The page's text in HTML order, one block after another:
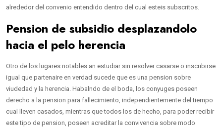
alrededor del convenio entendido dentro del cual esteis subscritos.
Pension de subsidio desplazandolo
hacia el pelo herencia
Otro de los lugares notables an estudiar sin resolver casarse o inscribirse
igual que partenaire en verdad sucede que es una pension sobre
viudedad y la herencia. Habalndo de el boda, los conyuges poseen
derecho a la pension para fallecimiento, independientemente del tiempo
cual lleven casados, mientras que todos los de hecho, para poder recibir
este tipo de pension, poseen acreditar la convivencia sobre modo